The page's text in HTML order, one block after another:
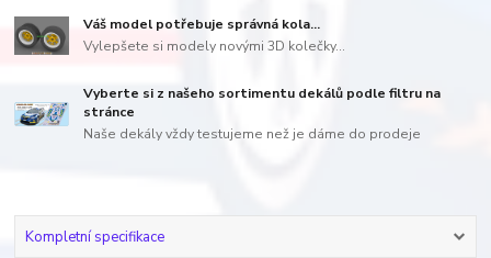
Váš model potřebuje správná kola...
Vylepšete si modely novými 3D kolečky...
Vyberte si z našeho sortimentu dekálů podle filtru na
stránce
Naše dekály vždy testujeme než je dáme do prodeje
Kompletní specifikace